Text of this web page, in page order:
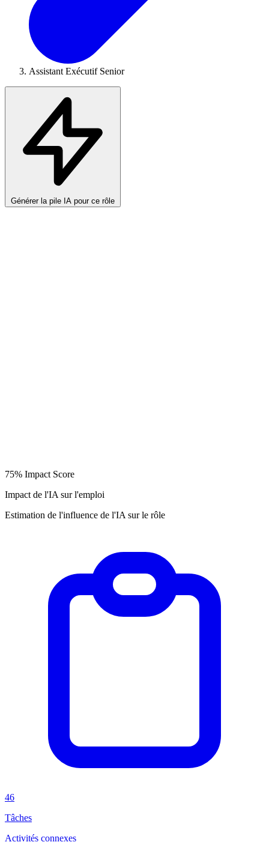
Assistant Exécutif Senior
Générer la pile IA pour ce rôle
75% Impact Score
Impact de l'IA sur l'emploi
Estimation de l'influence de l'IA sur le rôle
46
Tâches
Activités connexes